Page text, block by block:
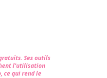
Ses outils
l’utilisation
ce qui rend le